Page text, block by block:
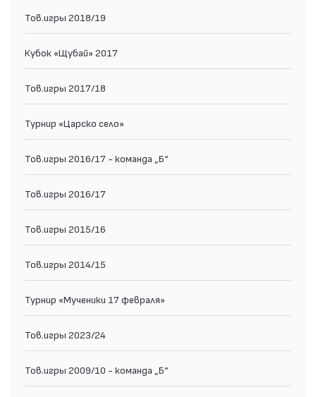
Тов.игры 2018/19
Кубок «Щубай» 2017
Тов.игры 2017/18
Турнир «Царско село»
Тов.игры 2016/17 - команда „Б“
Тов.игры 2016/17
Тов.игры 2015/16
Тов.игры 2014/15
Турнир «Мученики 17 февраля»
Тов.игры 2023/24
Тов.игры 2009/10 - команда „Б“